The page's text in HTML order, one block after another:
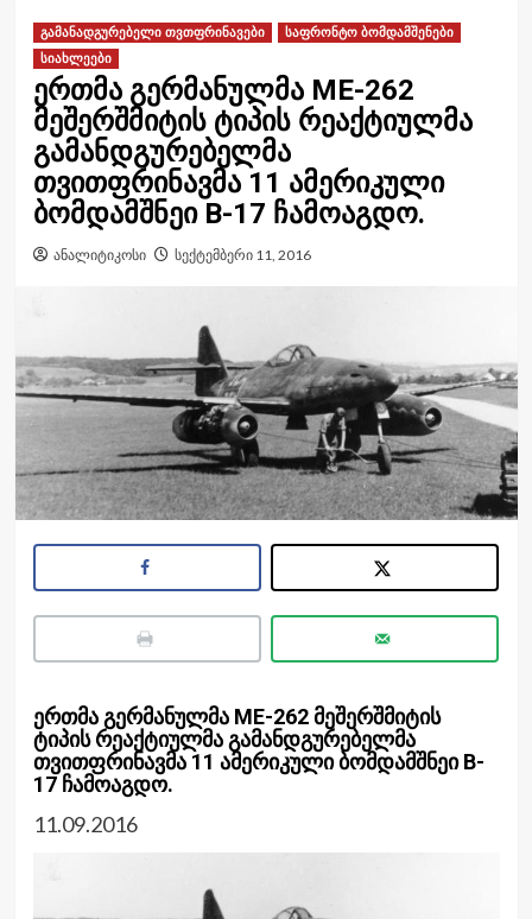
გამანადგურებელი თვთფრინავები
საფრონტო ბომდამშენები
სიახლეები
ერთმა გერმანულმა ME-262
მეშერშმიტის ტიპის რეაქტიულმა
გამანდგურებელმა
თვითფრინავმა 11 ამერიკული
ბომდამშნეი B-17 ჩამოაგდო.
ანალიტიკოსი სექტემბერი 11, 2016
ერთმა გერმანულმა ME-262 მეშერშმიტის
ტიპის რეაქტიულმა გამანდგურებელმა
თვითფრინავმა 11 ამერიკული ბომდამშნეი B-
17 ჩამოაგდო.
11.09.2016